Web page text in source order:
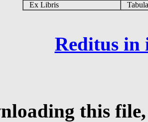
Ex Libris
Reditus in
this